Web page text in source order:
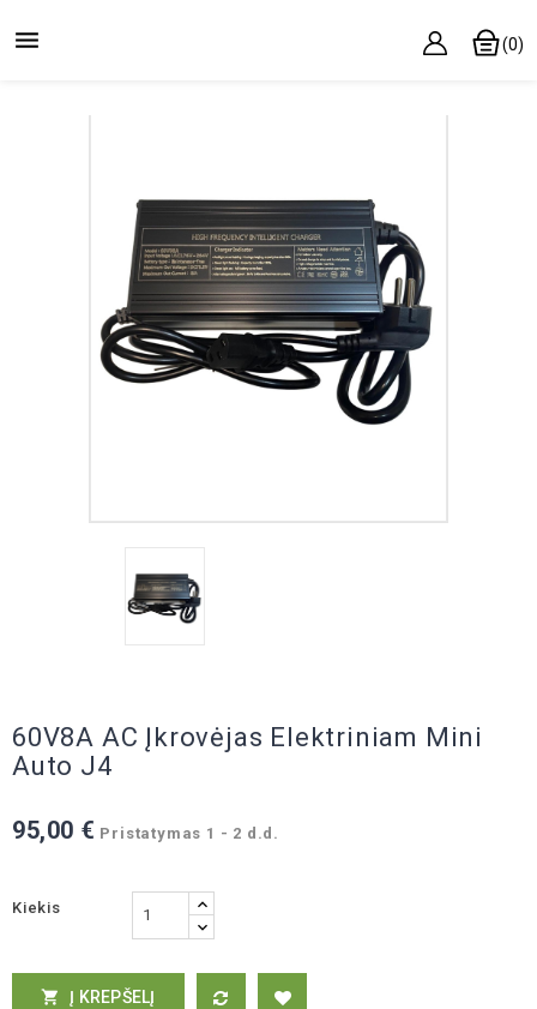
 (0)
60V8A AC Įkrovėjas Elektriniam Mini
Auto J4
95,00 € Pristatymas 1 - 2 d.d.
Kiekis
 Į KREPŠELĮ